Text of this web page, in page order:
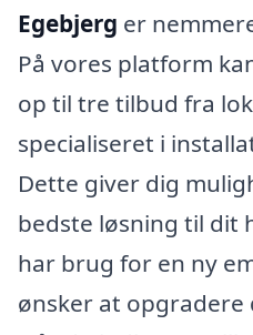
Egebjerg er
På vores platform
op til tre tilbud fra
specialiseret i
Dette giver dig
bedste løsning til dit
har brug for en ny
ønsker at opgradere